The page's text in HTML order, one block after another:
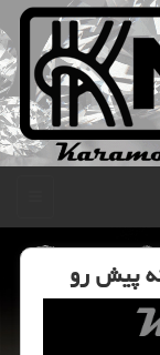
پیش رو